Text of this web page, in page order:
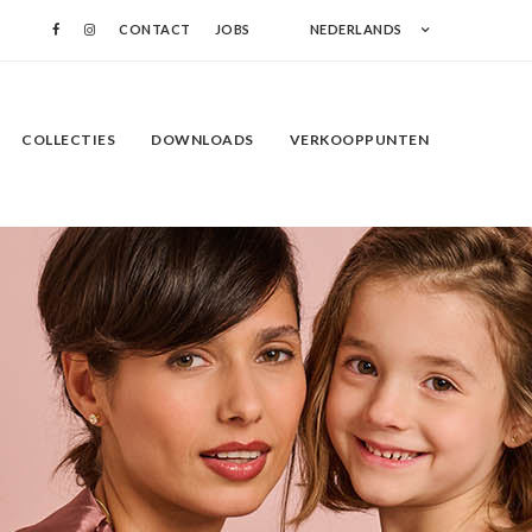
CONTACT JOBS NEDERLANDS
COLLECTIES DOWNLOADS VERKOOPPUNTEN